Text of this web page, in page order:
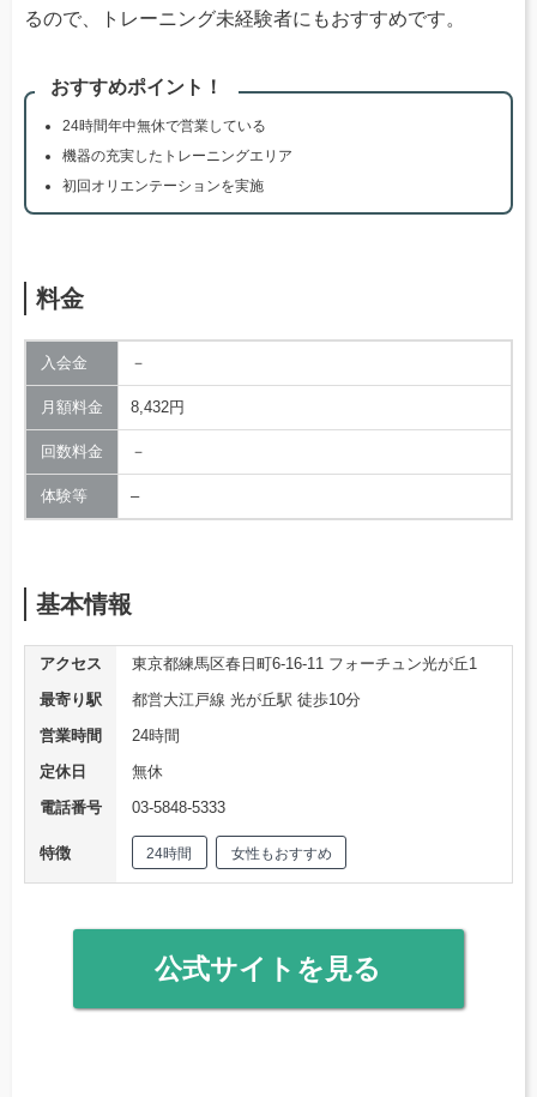
るので、トレーニング未経験者にもおすすめです。
おすすめポイント！
24時間年中無休で営業している
機器の充実したトレーニングエリア
初回オリエンテーションを実施
料金
入会金 －
月額料金 8,432円
回数料金 －
体験等 –
基本情報
アクセス
東京都練馬区春日町6-16-11 フォーチュン光が丘1
最寄り駅
都営大江戸線 光が丘駅 徒歩10分
営業時間
24時間
定休日
無休
電話番号
03-5848-5333
特徴 24時間 女性もおすすめ
公式サイトを見る